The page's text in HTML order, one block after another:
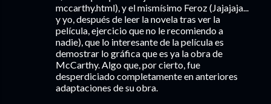
mccarthy.html), y el mismísimo Feroz (Jajajaja...
y yo, después de leer la novela tras ver la
película, ejercicio que no le recomiendo a
nadie), que lo interesante de la película es
demostrar lo gráfica que es ya la obra de
McCarthy. Algo que, por cierto, fue
desperdiciado completamente en anteriores
adaptaciones de su obra.